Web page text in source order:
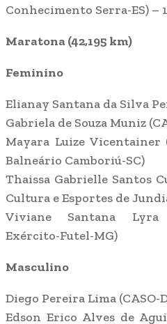
Conhecimento Serra-ES) –
Maratona (42,195 km)
Feminino
Elianay Santana da Silva
Gabriela de Souza Muniz
Mayara Luize
Balneário Camboriú-SC)
Thaissa Gabrielle Santos
Cultura e Esportes de
Viviane Santana Lyra
Exército-Futel-MG)
Masculino
Diego Pereira Lima (CASO-
Edson Erico Alves de